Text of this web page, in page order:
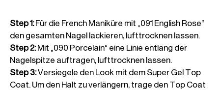
Step 1:Für die French Maniküre mit „091 English Rose“
den gesamten Nagel lackieren, lufttrocknen lassen.
Step 2:Mit „090 Porcelain“ eine Linie entlang der
Nagelspitze auftragen, lufttrocknen lassen.
Step 3:Versiegele den Look mit dem Super Gel Top
Coat. Um den Halt zu verlängern, trage den Top Coat